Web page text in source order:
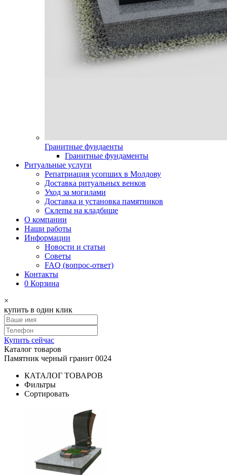
Гранитные фундаенты
Гранитные фундаменты
Ритуальные услуги
Репатриация усопших в Молдову
Доставка ритуальных венков
Уход за могилами
Доставка и установка памятников
Склепы на кладбище
О компании
Наши работы
Информации
Новости и статьи
Советы
FAQ (вопрос-ответ)
Контакты
0 Корзина
×
купить в один клик
Купить сейчас
Каталог товаров
Памятник черный гранит 0024
КАТАЛОГ ТОВАРОВ
Фильтры
Сортировать